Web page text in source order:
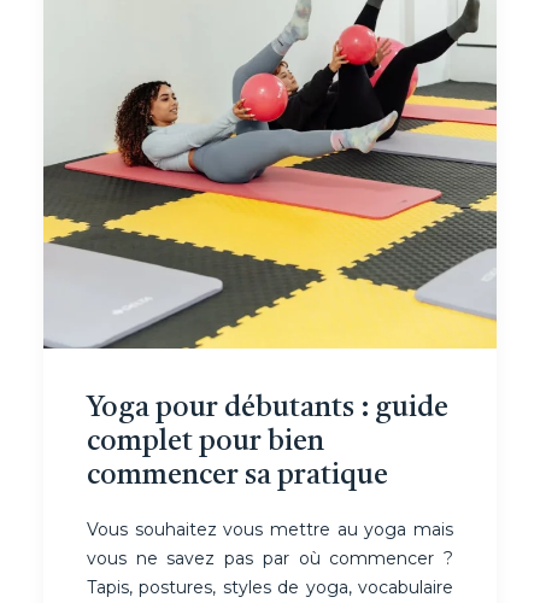
Yoga pour débutants : guide
complet pour bien
commencer sa pratique
Vous souhaitez vous mettre au yoga mais
vous ne savez pas par où commencer ?
Tapis, postures, styles de yoga, vocabulaire